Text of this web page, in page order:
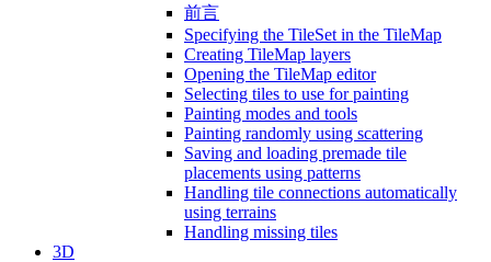
前言
Specifying the TileSet in the TileMap
Creating TileMap layers
Opening the TileMap editor
Selecting tiles to use for painting
Painting modes and tools
Painting randomly using scattering
Saving and loading premade tile
placements using patterns
Handling tile connections automatically
using terrains
Handling missing tiles
3D